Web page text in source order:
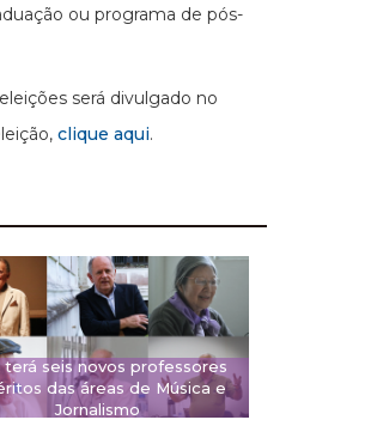
ou programa de pós-
será divulgado no
clique aqui.
terá seis novos professores
das áreas de Música e
Jornalismo